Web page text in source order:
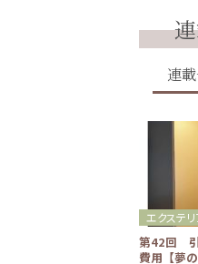
連
第42回 引
費用【夢
エクステリ